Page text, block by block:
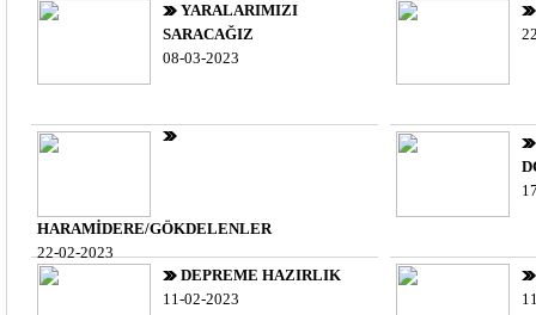
YARALARIMIZI
SARACAĞIZ
08-03-2023
HARAMİDERE/GÖKDELENLER
22-02-2023
DEPREME HAZIRLIK
11-02-2023